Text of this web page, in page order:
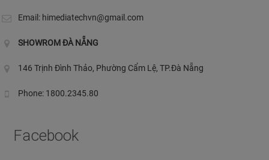
Email: himediatechvn@gmail.com
SHOWROM ĐÀ NẴNG
146 Trịnh Đình Thảo, Phường Cẩm Lệ, TP.Đà Nẵng
Phone: 1800.2345.80
Facebook